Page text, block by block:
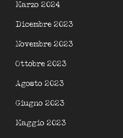
Marzo 2024
Dicembre 2023
Novembre 2023
Ottobre 2023
Agosto 2023
Giugno 2023
Maggio 2023